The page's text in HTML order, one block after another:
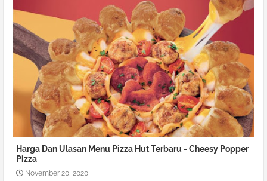
Harga Dan Ulasan Menu Pizza Hut Terbaru - Cheesy Popper
Pizza
November 20, 2020